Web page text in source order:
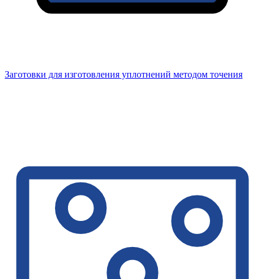
Заготовки для изготовления уплотнений методом точения